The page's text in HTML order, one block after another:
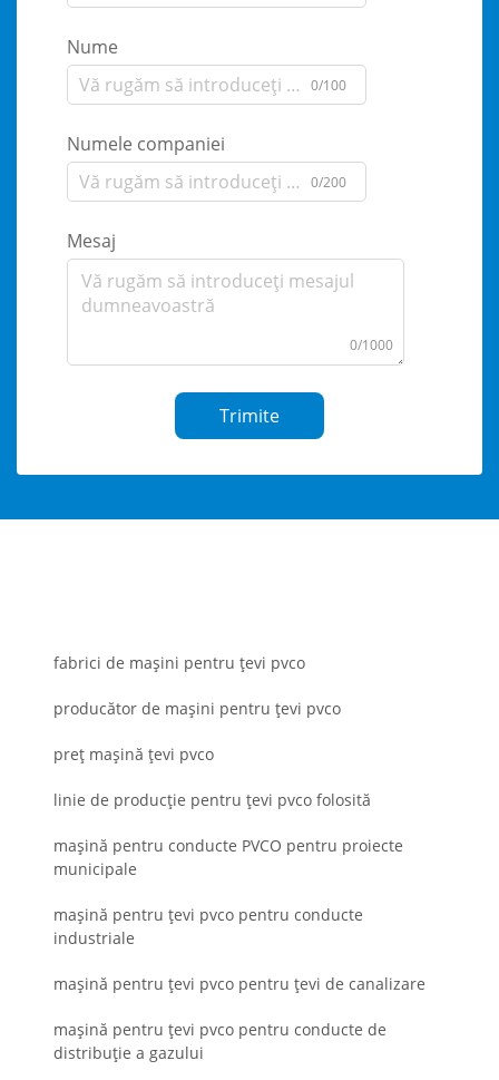
Nume
0/100
Numele companiei
0/200
Mesaj
0/1000
Trimite
fabrici de mașini pentru țevi pvco
producător de mașini pentru țevi pvco
preț mașină țevi pvco
linie de producție pentru țevi pvco folosită
mașină pentru conducte PVCO pentru proiecte
municipale
mașină pentru țevi pvco pentru conducte
industriale
mașină pentru țevi pvco pentru țevi de canalizare
mașină pentru țevi pvco pentru conducte de
distribuție a gazului